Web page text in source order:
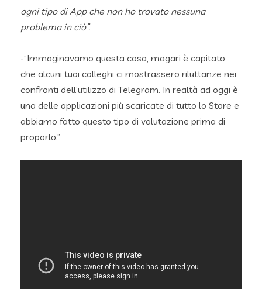
ogni tipo di App che non ho trovato nessuna
problema in ciò”.
-“Immaginavamo questa cosa, magari è capitato
che alcuni tuoi colleghi ci mostrassero riluttanze nei
confronti dell’utilizzo di Telegram. In realtà ad oggi è
una delle applicazioni più scaricate di tutto lo Store e
abbiamo fatto questo tipo di valutazione prima di
proporlo.”